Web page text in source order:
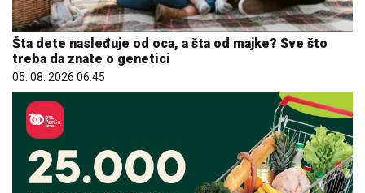
Šta dete nasleđuje od oca, a šta od majke? Sve što
treba da znate o genetici
05. 08. 2026 06:45